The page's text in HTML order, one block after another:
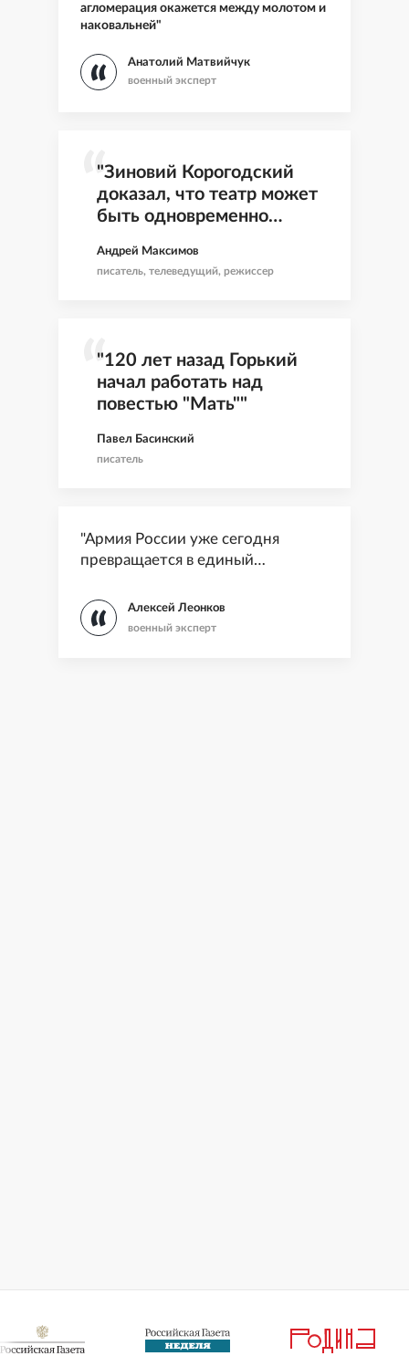
агломерация окажется между молотом и
наковальней"
Анатолий Матвийчук
военный эксперт
"Зиновий Корогодский
доказал, что театр может
быть одновременно
всегда живой"
Андрей Максимов
писатель, телеведущий, режиссер
"120 лет назад Горький
начал работать над
повестью "Мать""
Павел Басинский
писатель
"Армия России уже сегодня
превращается в единый
Алексей Леонков
военный эксперт